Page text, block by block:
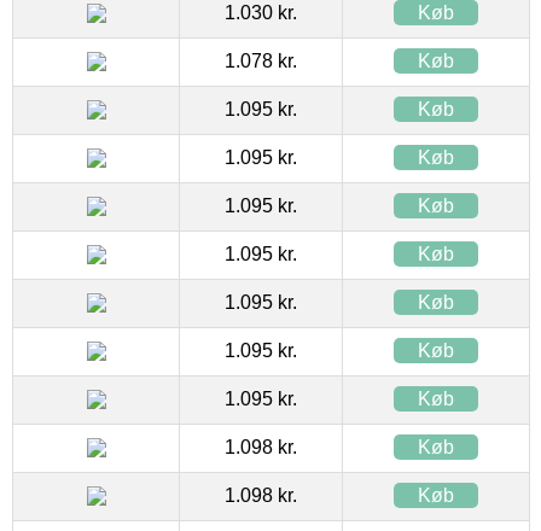
1.030 kr. Køb
1.078 kr. Køb
1.095 kr. Køb
1.095 kr. Køb
1.095 kr. Køb
1.095 kr. Køb
1.095 kr. Køb
1.095 kr. Køb
1.095 kr. Køb
1.098 kr. Køb
1.098 kr. Køb